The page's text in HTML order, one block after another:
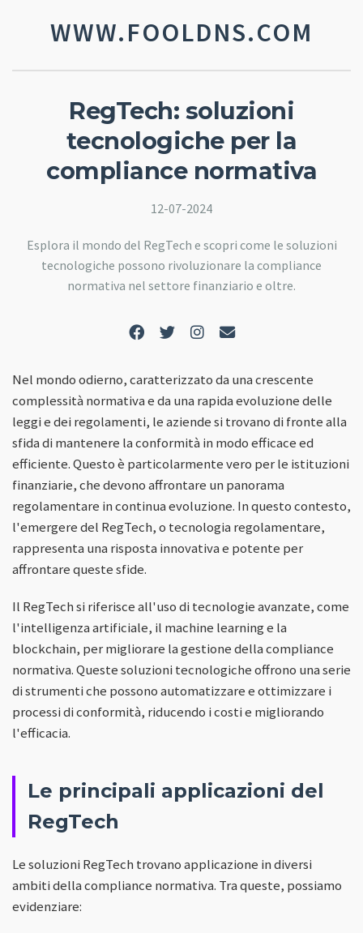
WWW.FOOLDNS.COM
RegTech: soluzioni
tecnologiche per la
compliance normativa
12-07-2024
Esplora il mondo del RegTech e scopri come le soluzioni
tecnologiche possono rivoluzionare la compliance
normativa nel settore finanziario e oltre.
Nel mondo odierno, caratterizzato da una crescente
complessità normativa e da una rapida evoluzione delle
leggi e dei regolamenti, le aziende si trovano di fronte alla
sfida di mantenere la conformità in modo efficace ed
efficiente. Questo è particolarmente vero per le istituzioni
finanziarie, che devono affrontare un panorama
regolamentare in continua evoluzione. In questo contesto,
l'emergere del RegTech, o tecnologia regolamentare,
rappresenta una risposta innovativa e potente per
affrontare queste sfide.
Il RegTech si riferisce all'uso di tecnologie avanzate, come
l'intelligenza artificiale, il machine learning e la
blockchain, per migliorare la gestione della compliance
normativa. Queste soluzioni tecnologiche offrono una serie
di strumenti che possono automatizzare e ottimizzare i
processi di conformità, riducendo i costi e migliorando
l'efficacia.
Le principali applicazioni del
RegTech
Le soluzioni RegTech trovano applicazione in diversi
ambiti della compliance normativa. Tra queste, possiamo
evidenziare: